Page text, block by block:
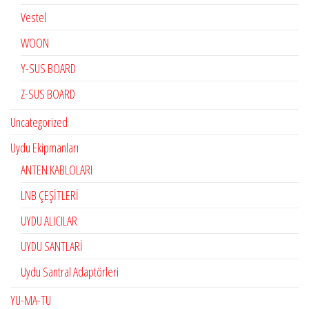
Vestel
WOON
Y-SUS BOARD
Z-SUS BOARD
Uncategorized
Uydu Ekipmanları
ANTEN KABLOLARI
LNB ÇEŞİTLERİ
UYDU ALICILAR
UYDU SANTLARİ
Uydu Santral Adaptörleri
YU-MA-TU